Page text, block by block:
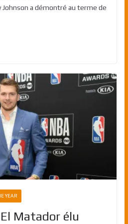
a démontré au terme de
YEAR
Matador élu